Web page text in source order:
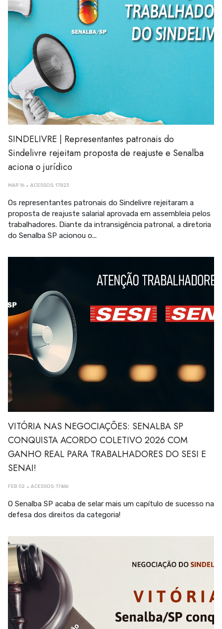
SINDELIVRE | Representantes patronais do
Sindelivre rejeitam proposta de reajuste e Senalba
aciona o jurídico
MAR 16 ACESSOS: 17823
Os representantes patronais do Sindelivre rejeitaram a
proposta de reajuste salarial aprovada em assembleia pelos
trabalhadores. Diante da intransigência patronal, a diretoria
do Senalba SP acionou o...
VITÓRIA NAS NEGOCIAÇÕES: SENALBA SP
CONQUISTA ACORDO COLETIVO 2026 COM
GANHO REAL PARA TRABALHADORES DO SESI E
SENAI!
FEB 02 ACESSOS: 17466
O Senalba SP acaba de selar mais um capítulo de sucesso na
defesa dos direitos da categoria!